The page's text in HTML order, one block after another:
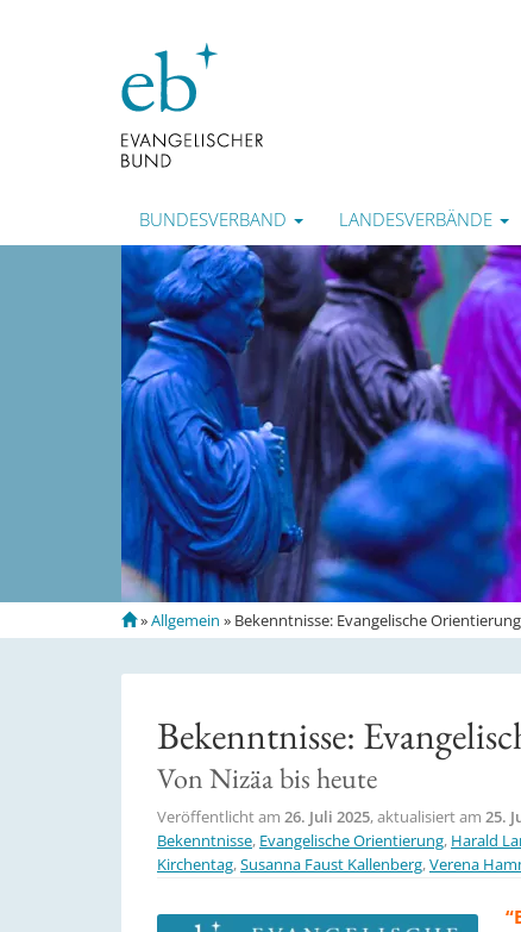
BUNDESVERBAND LANDESVERBÄNDE
S
t
»Allgemein » Bekenntnisse: Evangelische
Bekenntnisse:
Von Nizäa bis heute
Veröffentlicht am 26. Juli 2025, aktualisiert am 25.
Bekenntnisse, Evangelische Orientierung, Harald
Kirchentag,Susanna Faust Kallenberg,Verena